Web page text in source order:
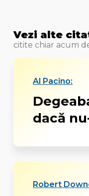
Vezi alte
citite chiar acum
Al Pacino:
dacă
Robert